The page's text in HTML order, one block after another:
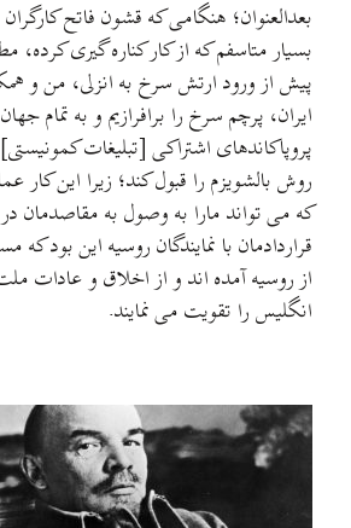
بعدالعنوان؛ هنگامی که قشون فاتح
بسیار متاسفم که از کار کناره گیری
پیش از ورود ارتش سرخ به انزلی، من و
ایران، پرچم سرخ را برافرازیم و به تمام
پروپاکاندهای اشتراکی [تبلیغات
روش بالشویزم را قبول کند؛ زیرا این
که می تواند مارا به وصول به مقاصدمان
قراردادمان با نمایندگان روسیه این بود
از روسیه آمده اند و از اخلاق و عادات
انگلیس را تقویت می نمایند.